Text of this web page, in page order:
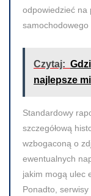
odpowiedzieć na
samochodowego
Czytaj:
najlepsze
Standardowy
szczegółową
wzbogaconą o
ewentualnych
jakim mogą ulec
Ponadto,